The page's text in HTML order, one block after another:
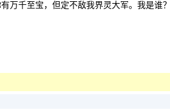
万千至宝，但定不敌我界灵大军。我是谁